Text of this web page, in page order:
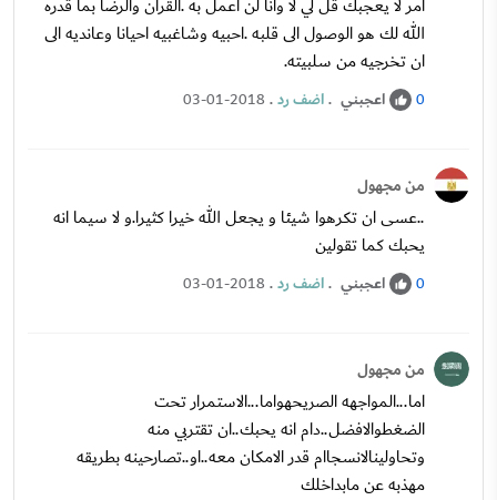
الله لك هو الوصول الى قلبه .احبيه وشاغبيه احيانا وعانديه الى
ان تخرجيه من سلبيته.
0 اعجبني .اضف رد.
03-01-2018
من مجهول
..عسى ان تكرهوا شيئا و يجعل الله خيرا كثيرا.و لا سيما انه
يحبك كما تقولين
0 اعجبني .اضف رد.
03-01-2018
من مجهول
اما...المواجهه الصريحهواما...الاستمرار تحت
الضغطوالافضل..دام انه يحبك..ان تقتربي منه
وتحاولينالانسجاام قدر الامكان معه..او..تصارحينه بطريقه
مهذبه عن مابداخلك